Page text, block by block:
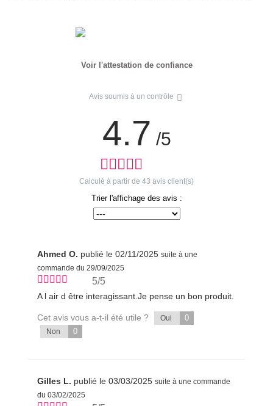
Voir l'attestation de confiance
Avis soumis à un contrôle
4.7 /5
Calculé à partir de 43 avis client(s)
Trier l'affichage des avis :
Ahmed O. publié le 02/11/2025 suite à une
commande du 29/09/2025
5/5
A l air d être interagissant.Je pense un bon produit.
Cet avis vous a-t-il été utile ? Oui 0
Non 0
Gilles L. publié le 03/03/2025 suite à une commande
du 03/02/2025